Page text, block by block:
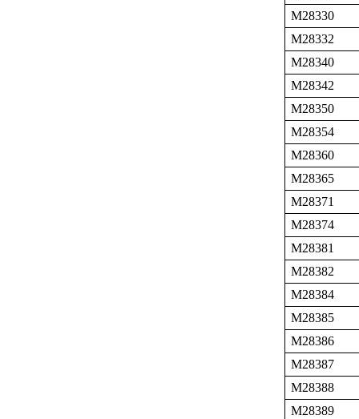
M28330
M28332
M28340
M28342
M28350
M28354
M28360
M28365
M28371
M28374
M28381
M28382
M28384
M28385
M28386
M28387
M28388
M28389